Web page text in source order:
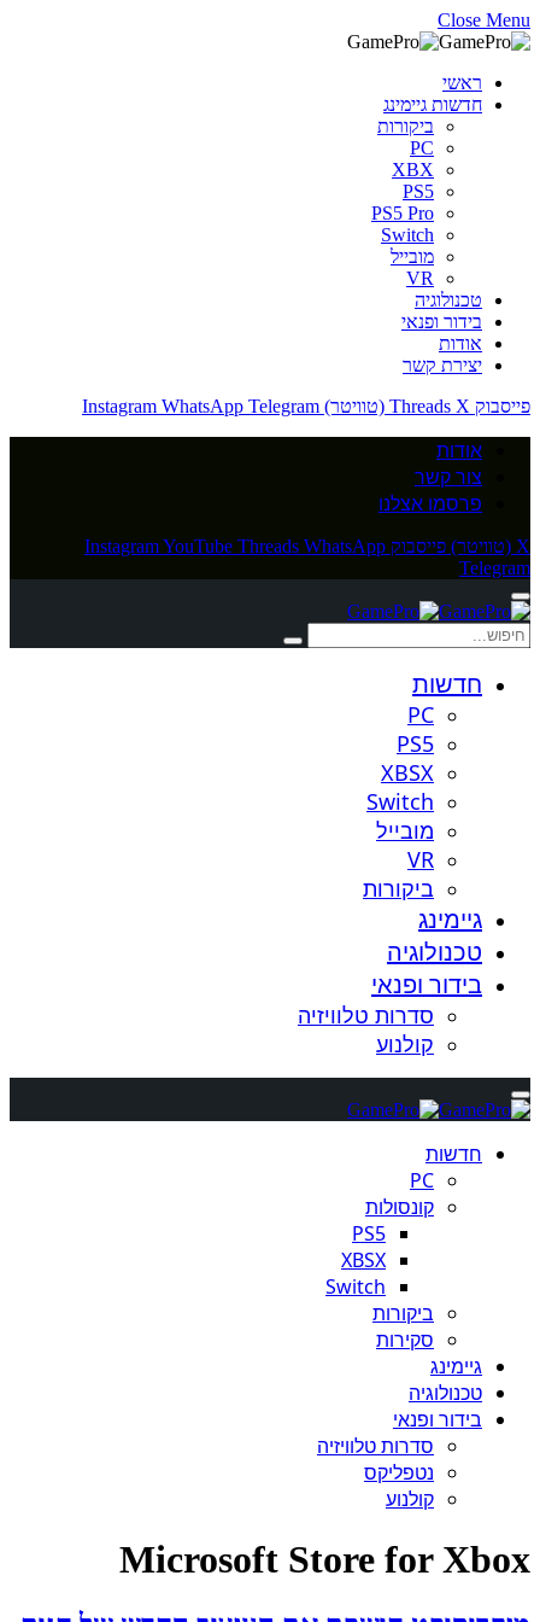
Close Menu
ראשי
חדשות גיימינג
ביקורות
PC
XBX
PS5
PS5 Pro
Switch
מובייל
VR
טכנולוגיה
בידור ופנאי
אודות
יצירת קשר
פייסבוק
Threads X (טוויטר) Instagram WhatsApp Telegram
אודות
צור קשר
פרסמו אצלנו
X (טוויטר) פייסבוק InstagramYouTube Threads WhatsApp
Telegram
חדשות
PC
PS5
XBSX
Switch
מובייל
VR
ביקורות
גיימינג
טכנולוגיה
בידור ופנאי
סדרות טלוויזיה
קולנוע
חדשות
PC
קונסולות
PS5
XBSX
Switch
ביקורות
סקירות
גיימינג
טכנולוגיה
בידור ופנאי
סדרות טלוויזיה
נטפליקס
קולנוע
Microsoft Store for Xbox